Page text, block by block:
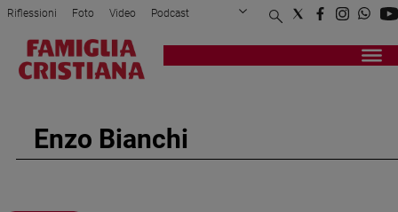
Attualità
Politica
Mondo
Riflessioni Foto Video Podcast
Privacy Policy Chi siamo
Registrati Redazione
Enzo Bianchi